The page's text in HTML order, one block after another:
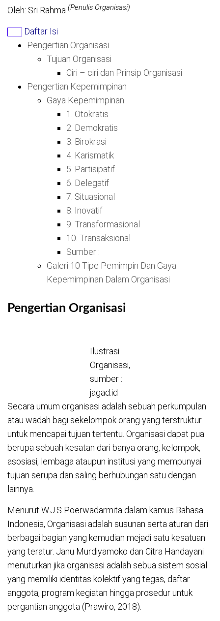
Oleh: Sri Rahma (Penulis Organisasi)
Daftar Isi
Pengertian Organisasi
Tujuan Organisasi
Ciri – ciri dan Prinsip Organisasi
Pengertian Kepemimpinan
Gaya Kepemimpinan
1. Otokratis
2. Demokratis
3. Birokrasi
4. Karismatik
5. Partisipatif
6. Delegatif
7. Situasional
8. Inovatif
9. Transformasional
10. Transaksional
Sumber :
Galeri 10 Tipe Pemimpin Dan Gaya
Kepemimpinan Dalam Organisasi
Pengertian Organisasi
Ilustrasi
Organisasi,
sumber :
jagad.id
Secara umum organisasi adalah sebuah perkumpulan
atau wadah bagi sekelompok orang yang terstruktur
untuk mencapai tujuan tertentu. Organisasi dapat pua
berupa sebuah kesatan dari banya orang, kelompok,
asosiasi, lembaga ataupun institusi yang mempunyai
tujuan serupa dan saling berhubungan satu dengan
lainnya.
Menurut W.J.S Poerwadarmita dalam kamus Bahasa
Indonesia, Organisasi adalah susunan serta aturan dari
berbagai bagian yang kemudian mejadi satu kesatuan
yang teratur. Janu Murdiyamoko dan Citra Handayani
menuturkan jika organisasi adalah sebua sistem sosial
yang memiliki identitas kolektif yang tegas, daftar
anggota, program kegiatan hingga prosedur untuk
pergantian anggota (Prawiro, 2018).